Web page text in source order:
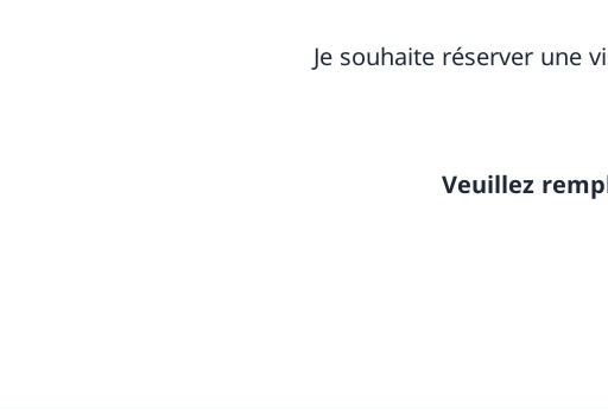
Je souhaite réserver une
Veuillez